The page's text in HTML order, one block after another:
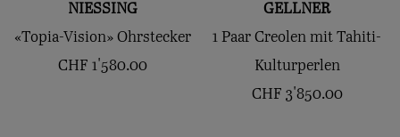
NIESSING
«Topia-Vision» Ohrstecker
CHF 1'580.00
GELLNER
1 Paar Creolen mit Tahiti-
Kulturperlen
CHF 3'850.00